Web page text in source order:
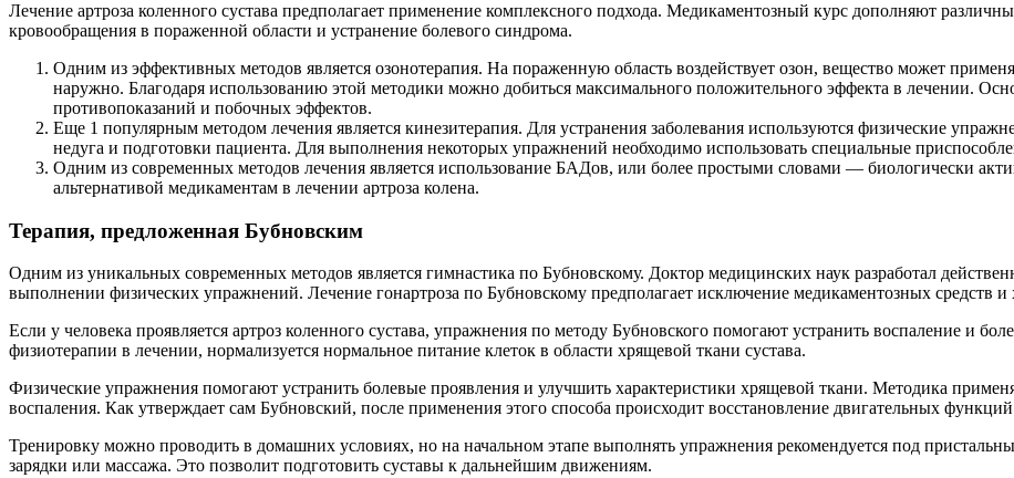
Лечение артроза коленного сустава предполагает применение комплексного подхода. Медикаментозный курс дополняют
кровообращения в пораженной области и устранение болевого синдрома.
Одним из эффективных методов является озонотерапия. На пораженную область воздействует озон, вещество может
наружно. Благодаря использованию этой методики можно добиться максимального положительного эффекта в лечении.
противопоказаний и побочных эффектов.
Еще 1 популярным методом лечения является кинезитерапия. Для устранения заболевания используются физические
недуга и подготовки пациента. Для выполнения некоторых упражнений необходимо использовать специальные
Одним из современных методов лечения является использование БАДов, или более простыми словами — биологически
альтернативой медикаментам в лечении артроза колена.
Терапия, предложенная Бубновским
Одним из уникальных современных методов является гимнастика по Бубновскому. Доктор медицинских наук разработал
выполнении физических упражнений. Лечение гонартроза по Бубновскому предполагает исключение медикаментозных средств и
Если у человека проявляется артроз коленного сустава, упражнения по методу Бубновского помогают устранить воспаление и
физиотерапии в лечении, нормализуется нормальное питание клеток в области хрящевой ткани сустава.
Физические упражнения помогают устранить болевые проявления и улучшить характеристики хрящевой ткани. Методика
воспаления. Как утверждает сам Бубновский, после применения этого способа происходит восстановление двигательных функций
Тренировку можно проводить в домашних условиях, но на начальном этапе выполнять упражнения рекомендуется под
зарядки или массажа. Это позволит подготовить суставы к дальнейшим движениям.